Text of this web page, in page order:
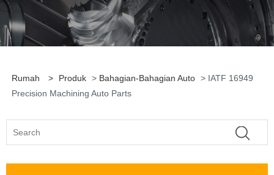
Rumah > Produk > Bahagian-Bahagian Auto > IATF 16949
Precision Machining Auto Parts